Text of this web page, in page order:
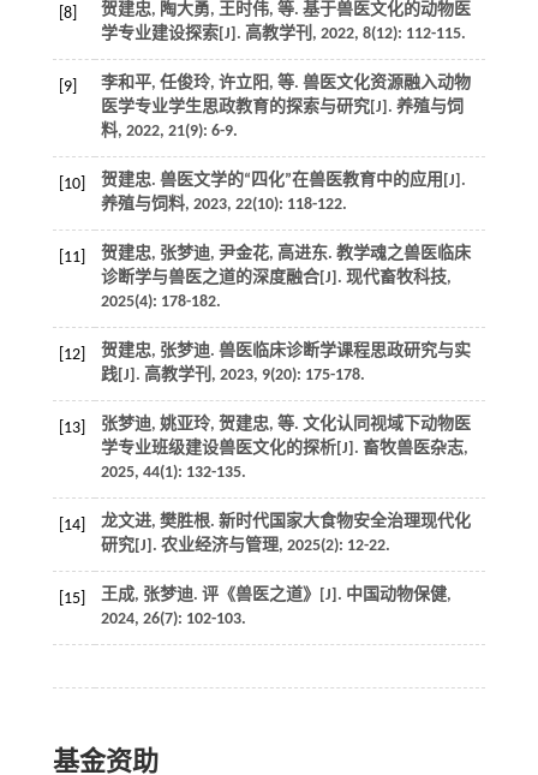
[8] 贺建忠, 陶大勇, 王时伟, 等. 基于兽医文化的动物医
学专业建设探索[J]. 高教学刊 , 2022, 8(12): 112-115.
[9] 李和平, 任俊玲, 许立阳, 等. 兽医文化资源融入动物
医学专业学生思政教育的探索与研究[J]. 养殖与饲
料, 2022, 21(9): 6-9.
[10]
贺建忠. 兽医文学的“四化”在兽医教育中的应用[J].
养殖与饲料, 2023, 22(10): 118-122.
[11]
贺建忠, 张梦迪, 尹金花, 高进东. 教学魂之兽医临床
诊断学与兽医之道的深度融合[J]. 现代畜牧科技,
2025(4): 178-182.
[12]
贺建忠, 张梦迪. 兽医临床诊断学课程思政研究与实
践[J]. 高教学刊 , 2023, 9(20): 175-178.
[13] 张梦迪, 姚亚玲, 贺建忠, 等. 文化认同视域下动物医
学专业班级建设兽医文化的探析[J]. 畜牧兽医杂志,
2025, 44(1): 132-135.
[14]
龙文进, 樊胜根. 新时代国家大食物安全治理现代化
研究[J]. 农业经济与管理, 2025(2): 12-22.
[15] 王成, 张梦迪. 评《兽医之道》[J]. 中国动物保健,
2024, 26(7): 102-103.
基金资助